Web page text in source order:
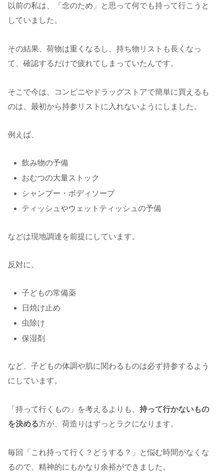
以前の私は、「念のため」と思って何でも持って行こうと
していました。
その結果、荷物は重くなるし、持ち物リストも長くなっ
て、確認するだけで疲れてしまっていたんです。
そこで今は、コンビニやドラッグストアで簡単に買えるも
のは、最初から持参リストに入れないようにしました。
例えば、
飲み物の予備
おむつの大量ストック
シャンプー・ボディソープ
ティッシュやウェットティッシュの予備
などは現地調達を前提にしています。
反対に、
子どもの常備薬
日焼け止め
虫除け
保湿剤
など、子どもの体調や肌に関わるものは必ず持参するよう
にしています。
「持って行くもの」を考えるよりも、 持って行かないもの
を決める方が、荷造りはずっとラクになります。
毎回「これ持って行く？どうする？」と悩む時間がなくな
るので、精神的にもかなり余裕ができました。